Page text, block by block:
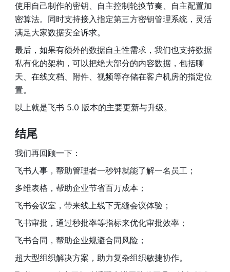
使用自己制作的密钥、自主控制轮换节奏、自主配置加
密算法。同时支持接入指定第三方密钥管理系统，灵活
满足大家数据安全诉求。
最后，如果有额外的数据自主性需求，我们也支持数据
私有化的架构，可以把绝大部分的内容数据，包括聊
天、在线文档、附件、视频等存储在客户机房的指定位
置。
以上就是飞书 5.0 版本的主要更新与升级。
结尾
我们再回顾一下：
飞书人事，帮助管理者一秒钟就能了解一名员工；
多维表格，帮助企业节省百万成本；
飞书会议室，带来线上线下无缝会议体验；
飞书审批，通过秒批率等指标来优化审批效率；
飞书合同，帮助企业规避合同风险；
超大型组织解决方案，助力复杂组织敏捷协作。